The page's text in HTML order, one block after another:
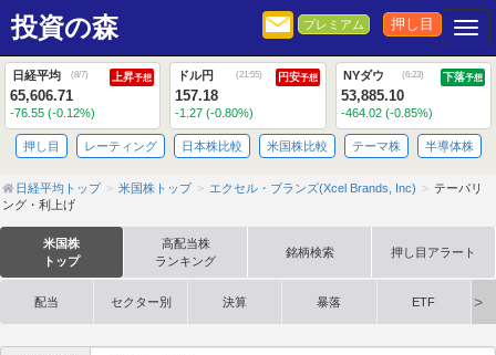
投資の森 プレミアム 押し目
日経平均 (8/7) 上昇予想
65,606.71
-76.55 (-0.12%)
ドル円 (21:55) 円安予想
157.18
-1.27 (-0.80%)
NYダウ (6:23) 下落予想
53,885.10
-464.02 (-0.85%)
押し目 レーティング 日本株比較 米国株比較 テーマ株 半導体株
日経平均トップ 米国株トップ エクセル・ブランズ(Xcel Brands, Inc)
テーパリ
ング・利上げ
米国株
トップ
高配当株
ランキング
銘柄検索 押し目アラート
配当 セクター別 決算 暴落 ETF